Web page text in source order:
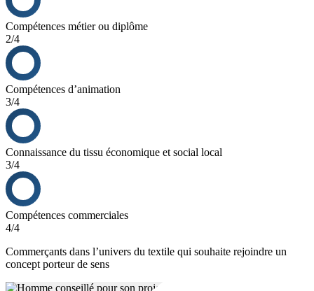
Compétences métier ou diplôme
2/4
Compétences d’animation
3/4
Connaissance du tissu économique et social local
3/4
Compétences commerciales
4/4
Commerçants dans l’univers du textile qui souhaite rejoindre un
concept porteur de sens